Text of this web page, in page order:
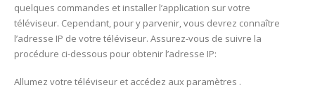
quelques commandes et installer l’application sur votre
téléviseur. Cependant, pour y parvenir, vous devrez connaître
l’adresse IP de votre téléviseur. Assurez-vous de suivre la
procédure ci-dessous pour obtenir l’adresse IP:
Allumez votre téléviseur et accédez aux paramètres .